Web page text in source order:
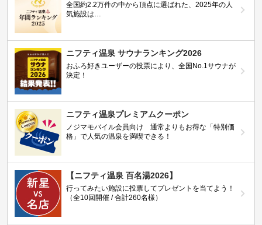
全国約2.2万件の中から頂点に選ばれた、2025年の人
気施設は…
ニフティ温泉 サウナランキング2026
おふろ好きユーザーの投票により、全国No.1サウナが
決定！
ニフティ温泉プレミアムクーポン
ノジマモバイル会員向け 通常よりもお得な「特別価
格」で人気の温泉を満喫できる！
【ニフティ温泉 百名湯2026】
行ってみたい施設に投票してプレゼントを当てよう！
（全10回開催 / 合計260名様）